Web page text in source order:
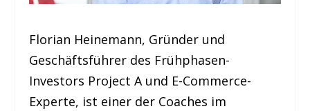
Florian Heinemann, Gründer und
Geschäftsführer des Frühphasen-
Investors Project A und E-Commerce-
Experte, ist einer der Coaches im